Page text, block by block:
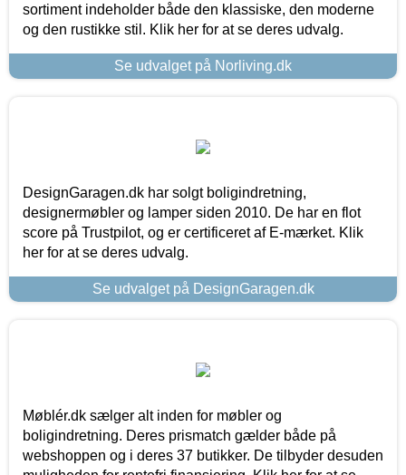
sortiment indeholder både den klassiske, den moderne
og den rustikke stil. Klik her for at se deres udvalg.
Se udvalget på Norliving.dk
DesignGaragen.dk har solgt boligindretning,
designermøbler og lamper siden 2010. De har en flot
score på Trustpilot, og er certificeret af E-mærket. Klik
her for at se deres udvalg.
Se udvalget på DesignGaragen.dk
Møblér.dk sælger alt inden for møbler og
boligindretning. Deres prismatch gælder både på
webshoppen og i deres 37 butikker. De tilbyder desuden